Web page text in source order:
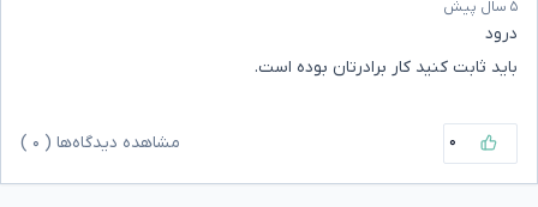
۵ سال پیش
درود
باید ثابت کنید کار برادرتان بوده است.
۰ مشاهده دیدگاه‌ها ( ۰